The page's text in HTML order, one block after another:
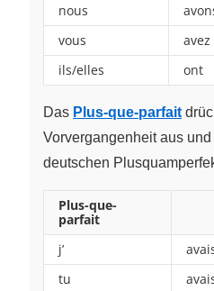
nous
vous
avez
ils/elles
ont
Das Plus-que-parfait
Vorvergangenheit aus
deutschen
Plus-que-
parfait
j’
tu